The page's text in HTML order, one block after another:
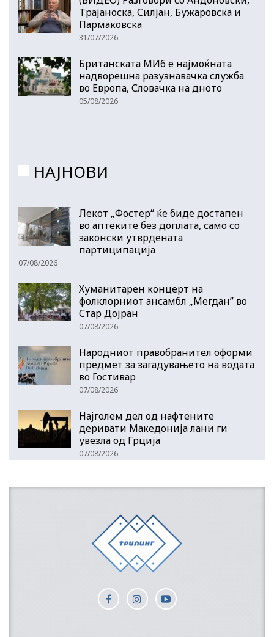
Трајаноска, Силјан, Бужаровска и
Пармаковска
31/07/2026
Британската МИ6 е најмоќната
надворешна разузнавачка служба
во Европа, Словачка на дното
05/08/2026
НАЈНОВИ
Лекот „Фостер“ ќе биде достапен
во аптеките без доплата, само со
законски утврдената
партиципација
07/08/2026
Хуманитарен концерт на
фолклорниот ансамбл „Мегдан” во
Стар Дојран
07/08/2026
Народниот правобранител оформи
предмет за загадувањето на водата
во Гостивар
07/08/2026
Најголем дел од нафтените
деривати Македонија лани ги
увезла од Грција
07/08/2026